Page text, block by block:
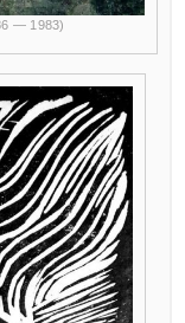
— 1983)